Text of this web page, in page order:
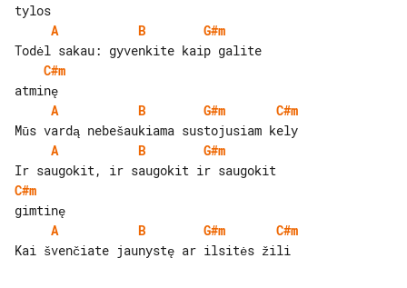
A
B
G#m
C#m
A
B G#m
C#m
A
B
G#m
C#m
A
B G#m
C#m
Kai švenčiate jaunystę ar ilsitės žili